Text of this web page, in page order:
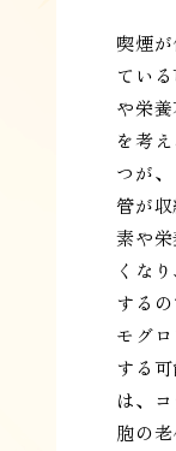
喫煙
てい
や栄
を考
つが
管が
素や
くな
する
モグ
する
は、
胞の